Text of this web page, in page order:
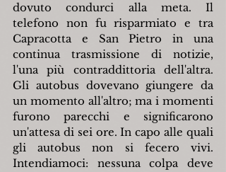
dovuto condurci alla meta. Il
telefono non fu risparmiato e tra
Capracotta e San Pietro in una
continua trasmissione di notizie,
l'una più contraddittoria dell'altra.
Gli autobus dovevano giungere da
un momento all'altro; ma i momenti
furono parecchi e significarono
un'attesa di sei ore. In capo alle quali
gli autobus non si fecero vivi.
Intendiamoci: nessuna colpa deve